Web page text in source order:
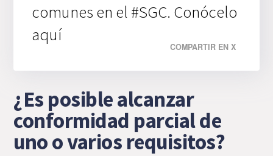
comunes en el #SGC. Conócelo
aquí
COMPARTIR EN X
¿Es posible alcanzar
conformidad parcial de
uno o varios requisitos?